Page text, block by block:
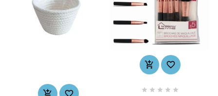
 
 
    